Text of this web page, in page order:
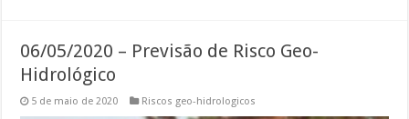
06/05/2020 – Previsão de Risco Geo-
Hidrológico
5 de maio de 2020 Riscos geo-hidrologicos